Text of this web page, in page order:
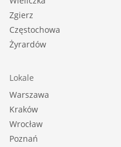
Zgierz
Częstochowa
Żyrardów
Lokale
Warszawa
Kraków
Wrocław
Poznań